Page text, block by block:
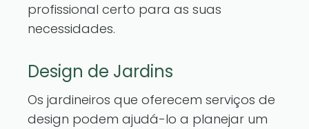
profissional certo para as suas
necessidades.
Design de Jardins
Os jardineiros que oferecem serviços de
design podem ajudá-lo a planejar um